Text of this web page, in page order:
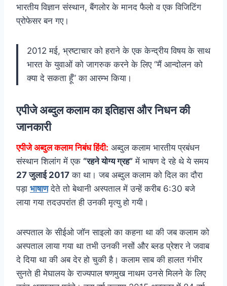
भारतीय विज्ञान संस्थान, बैंगलोर के मानद फैलो व एक विजिटिंग
प्रोफेसर बन गए।
2012 मई, भ्रष्टाचार को हराने के एक केन्द्रीय विषय के साथ
भारत के युवाओं को जागरुक करने के लिए “मैं आन्दोलन को
क्या दे सकता हूँ” का आरम्भ किया।
एपीजे अब्दुल कलाम का इतिहास और निधन की
जानकारी
एपीजे अब्दुल कलाम निबंध हिंदी: अब्दुल कलाम भारतीय प्रबंधन
संस्थान शिलांग में एक “रहने योग्य ग्रह” में भाषण दे रहे थे ये समय
27 जुलाई 2017 का था। जब अब्दुल कलाम को दिल का दौरा
पड़ा भाषाणदेते तो बेथानी अस्पताल में उन्हें करीब 6:30 बजे
लाया गया तदउपरांत ही उनकी मृत्यु हो गयी।
अस्पताल के सीईओ जॉन साइलो का कहना था की जब कलाम को
अस्पताल लाया गया था तभी उनकी नसों और ब्लड प्रेशर ने जवाब
दे दिया था की अब देर हो चुकी है। कलाम साब की हालत गंभीर
सुनते ही मेघालय के राज्यपाल षणमुख नाथम उनसे मिलने के लिए